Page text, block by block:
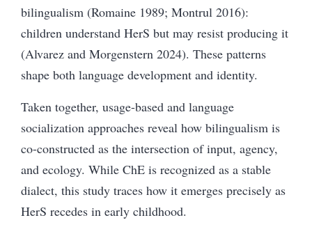
bilingualism (Romaine 1989; Montrul 2016):
children understand HerS but may resist producing it
(Alvarez and Morgenstern 2024). These patterns
shape both language development and identity.
Taken together, usage-based and language
socialization approaches reveal how bilingualism is
co-constructed as the intersection of input, agency,
and ecology. While ChE is recognized as a stable
dialect, this study traces how it emerges precisely as
HerS recedes in early childhood.